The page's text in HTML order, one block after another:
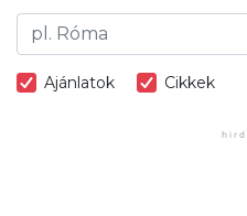
Ajánlatok Cikkek